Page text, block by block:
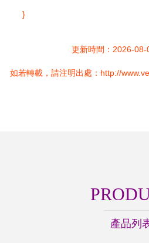
}
更新時間：2026-
如若轉載，請注明出處：http://
產品列